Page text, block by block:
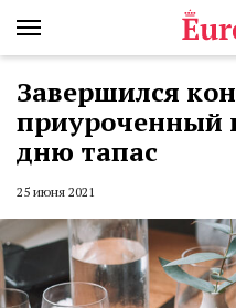
Завершился
приуроченный
дню тапас
25 июня 2021